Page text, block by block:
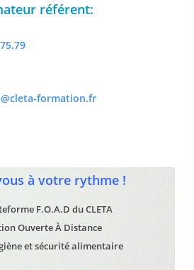
référent:
formation.fr
à votre rythme !
F.O.A.D du CLETA
Ouverte À Distance
et sécurité alimentaire